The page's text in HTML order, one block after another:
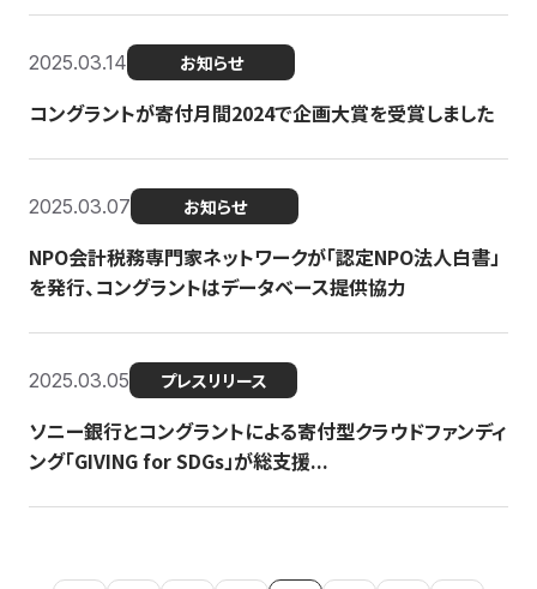
2025.03.14 お知らせ
コングラントが寄付月間2024で企画大賞を受賞しました
2025.03.07 お知らせ
NPO会計税務専門家ネットワークが「認定NPO法人白書」
を発行、コングラントはデータベース提供協力
2025.03.05 プレスリリース
ソニー銀行とコングラントによる寄付型クラウドファンディ
ング「GIVING for SDGs」が総支援...